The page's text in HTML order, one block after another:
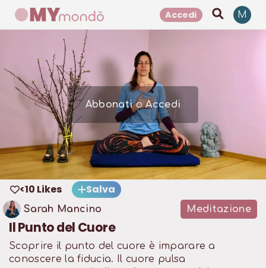
Accedi M
AbbonatioAccedi
<10 Likes Salva
Sarah Mancino Meditazione
Il Punto del Cuore
Scoprire il punto del cuore è imparare a
conoscere la fiducia. Il cuore pulsa